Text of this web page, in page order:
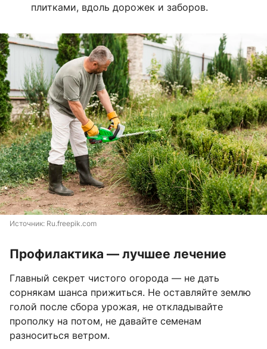
плитками, вдоль дорожек и заборов.
Источник: Ru.freepik.com
Профилактика — лучшее лечение
Главный секрет чистого огорода — не дать
сорнякам шанса прижиться. Не оставляйте землю
голой после сбора урожая, не откладывайте
прополку на потом, не давайте семенам
разноситься ветром.